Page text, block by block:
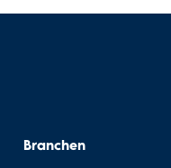
Branchen